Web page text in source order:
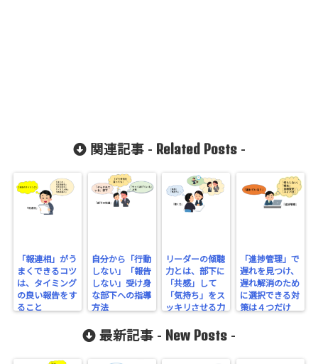
関連記事 - Related Posts-
「報連相」がう
まくできるコツ
は、タイミング
の良い報告をす
ること
自分から「行動
しない」「報告
しない」受け身
な部下への指導
方法
リーダーの傾聴
力とは、部下に
「共感」して
「気持ち」をス
ッキリさせる力
「進捗管理」で
遅れを見つけ、
遅れ解消のため
に選択できる対
策は４つだけ
最新記事 - New Posts -